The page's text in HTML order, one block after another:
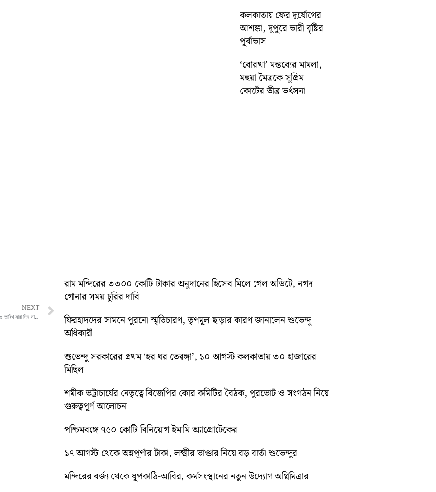
কলকাতায় ফের দুর্যোগের
আশঙ্কা, দুপুরে ভারী বৃষ্টির
পূর্বাভাস
‘বোরখা’ মন্তব্যের মামলা,
মহুয়া মৈত্রকে সুপ্রিম
কোর্টের তীব্র ভর্ৎসনা
NEXT
স্বাধীনতা দিবস উপলক্ষে ১৪তারিখ রাত থেকেই ১৫ তারিখ সারা দিন সারাদেশের সাথে নানান অনুষ্ঠানে সামিল মালদা জেলা Next
রাম মন্দিরের ৩৩০০ কোটি টাকার অনুদানের হিসেব মিলে গেল অডিটে, নগদ
গোনার সময় চুরির দাবি
ফিরহাদদের সামনে পুরনো স্মৃতিচারণ, তৃণমূল ছাড়ার কারণ জানালেন শুভেন্দু
অধিকারী
শুভেন্দু সরকারের প্রথম ‘হর ঘর তেরঙ্গা’, ১০ আগস্ট কলকাতায় ৩০ হাজারের
মিছিল
শমীক ভট্টাচার্যের নেতৃত্বে বিজেপির কোর কমিটির বৈঠক, পুরভোট ও সংগঠন নিয়ে
গুরুত্বপূর্ণ আলোচনা
পশ্চিমবঙ্গে ৭৫০ কোটি বিনিয়োগ ইমামি অ্যাগ্রোটেকের
১৭ আগস্ট থেকে অন্নপূর্ণার টাকা, লক্ষ্মীর ভাণ্ডার নিয়ে বড় বার্তা শুভেন্দুর
মন্দিরের বর্জ্য থেকে ধূপকাঠি-আবির, কর্মসংস্থানের নতুন উদ্যোগ অগ্নিমিত্রার